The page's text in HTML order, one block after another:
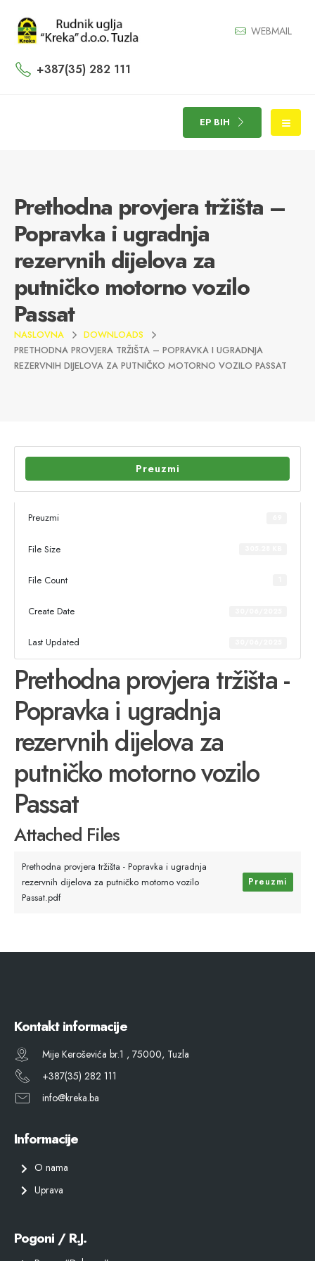
WEBMAIL
+387(35) 282 111
EP BIH
Prethodna provjera tržišta –
Popravka i ugradnja
rezervnih dijelova za
putničko motorno vozilo
Passat
NASLOVNA
DOWNLOADS
PRETHODNA PROVJERA TRŽIŠTA – POPRAVKA I UGRADNJA
REZERVNIH DIJELOVA ZA PUTNIČKO MOTORNO VOZILO PASSAT
Preuzmi
Preuzmi
File Size
File Count
Create Date
Last Updated
Prethodna provjera tržišta -
Popravka i ugradnja
rezervnih dijelova za
putničko motorno vozilo
Passat
Attached Files
Prethodna provjera tržišta - Popravka i ugradnja
rezervnih dijelova za putničko motorno vozilo
Passat.pdf
Preuzmi
Kontakt informacije
Mije Keroševića br.1 , 75000, Tuzla
+387(35) 282 111
info@kreka.ba
Informacije
O nama
Uprava
Pogoni / R.J.